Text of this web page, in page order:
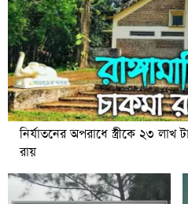
নির্যাতনের অপরাধে স্ত্রীকে ২৩ লাখ
রায়